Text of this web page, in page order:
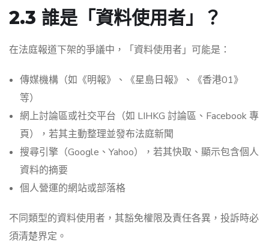
2.3 誰是「資料使用者」？
在法庭報道下架的爭議中，「資料使用者」可能是：
傳媒機構（如《明報》、《星島日報》、《香港01》
等）
網上討論區或社交平台（如 LIHKG 討論區、Facebook 專
頁），若其主動整理並發布法庭新聞
搜尋引擎（Google、Yahoo），若其快取、顯示包含個人
資料的摘要
個人營運的網站或部落格
不同類型的資料使用者，其豁免權限及責任各異，投訴時必
須清楚界定。